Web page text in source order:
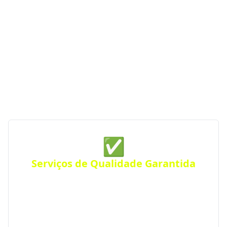
✅
Serviços de Qualidade Garantida